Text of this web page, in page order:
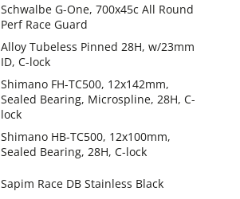
Schwalbe G-One, 700x45c All Round
Perf Race Guard
Alloy Tubeless Pinned 28H, w/23mm
ID, C-lock
Shimano FH-TC500, 12x142mm,
Sealed Bearing, Microspline, 28H, C-
lock
Shimano HB-TC500, 12x100mm,
Sealed Bearing, 28H, C-lock
Sapim Race DB Stainless Black